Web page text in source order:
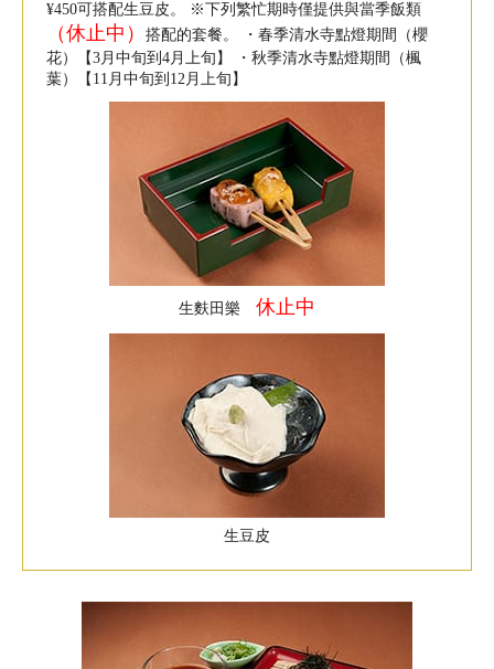
¥450可搭配生豆皮。 ※下列繁忙期時僅提供與當季飯類
（休止中）
搭配的套餐。 ・春季清水寺點燈期間（櫻
花）【3月中旬到4月上旬】 ・秋季清水寺點燈期間（楓
葉）【11月中旬到12月上旬】
生麩田樂 休止中
生豆皮